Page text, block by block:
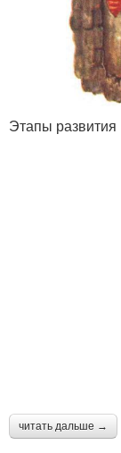
Этапы развития
читать дальше →